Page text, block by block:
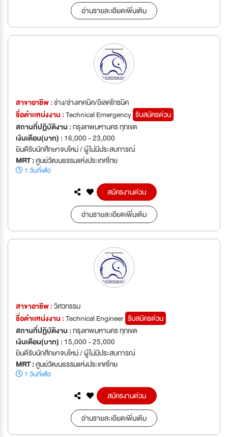
อ่านรายละเอียดเพิ่มเติม
สาขาอาชีพ :ช่าง/ช่างเทคนิค/อิเลคโทรนิค
ชื่อตำเเหน่งงาน :Technical Emergency รับสมัครด่วน
สถานที่ปฏิบัติงาน :กรุงเทพมหานคร ทุกเขต
เงินเดือน(บาท) : 16,000 - 23,000
ยินดีรับนักศึกษาจบใหม่ / ผู้ไม่มีประสบการณ์
MRT :ศูนย์วัฒนธรรมแห่งประเทศไทย
1 วันที่แล้ว
สมัครงานด่วน
อ่านรายละเอียดเพิ่มเติม
สาขาอาชีพ :วิศวกรรม
ชื่อตำเเหน่งงาน :Technical Engineer รับสมัครด่วน
สถานที่ปฏิบัติงาน :กรุงเทพมหานคร ทุกเขต
เงินเดือน(บาท) : 15,000 - 25,000
ยินดีรับนักศึกษาจบใหม่ / ผู้ไม่มีประสบการณ์
MRT :ศูนย์วัฒนธรรมแห่งประเทศไทย
1 วันที่แล้ว
สมัครงานด่วน
อ่านรายละเอียดเพิ่มเติม